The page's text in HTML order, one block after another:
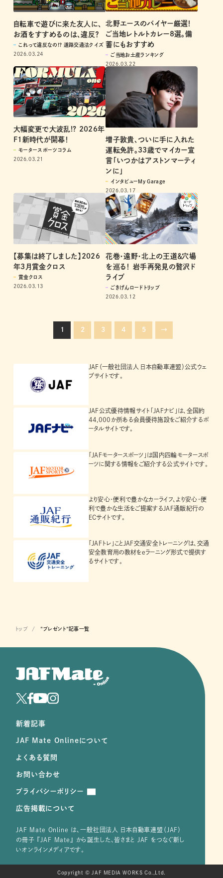
自転車で遊びに来た友人に、
お酒をすすめるのは、違反？
これって違反なの!? 道路交通法クイズ
2026.03.24
北野エースのバイヤー厳選！
ご当地レトルトカレー8選。備
蓄にもおすすめ
ご当地お土産ランキング
2026.03.22
大幅変更で大波乱!? 2026年
F1新時代が開幕！
モータースポーツコラム
2026.03.21
増子敦貴、ついに手に入れた
運転免許。33歳でマイカー宣
言「いつかはアストンマーティ
ンに」
インタビューMy Garage
2026.03.17
【募集は終了しました】2026
年3月賞金クロス
賞金クロス
2026.03.13
花巻・遠野・北上の王道＆穴場
を巡る！ 岩手再発見の贅沢ド
ライブ
ごきげんロードトリップ
2026.03.12
1 2 3 4 5 →
JAF（一般社団法人 日本自動車連盟）公式ウェ
ブサイトです。
JAF公式優待情報サイト「JAFナビ」は、全国約
44,000か所ある会員優待施設をご紹介するポ
ータルサイトです。
「JAFモータースポーツ」は国内四輪モータースポ
ーツに関する情報をご紹介する公式サイトです。
より安心・便利で豊かなカーライフ、より安心・便
利で豊かな生活をご提案するJAF通販紀行の
ECサイトです。
「JAFトレ」ことJAF交通安全トレーニングは、交通
安全教育用の教材をeラーニング形式で提供す
るサイトです。
トップ "プレゼント"記事一覧
新着記事
JAF Mate Onlineについて
よくある質問
お問い合わせ
プライバシーポリシー
広告掲載について
JAF Mate Online は、⼀般社団法⼈ ⽇本⾃動⾞連盟（JAF）
の冊子 『JAF Mate』 から誕⽣した、皆さまと JAF をつなぐ新し
いオンラインメディアです。
Copyright © JAF MEDIA WORKS Co.,Ltd.